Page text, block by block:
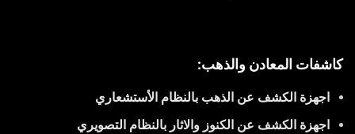
كاشفات المعادن والذهب:
اجهزة الكشف عن الذهب بالنظام الأستشعاري
اجهزة الكشف عن الكنوز والاثار بالنظام التصويري